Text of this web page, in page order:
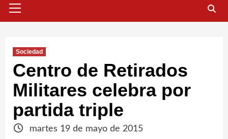
primario
Sociedad
Centro de Retirados
Militares celebra por
partida triple
martes 19 de mayo de 2015